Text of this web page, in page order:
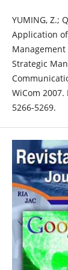
YUMING, Z.;
Application
Strategic
WiCom
5266-5269.